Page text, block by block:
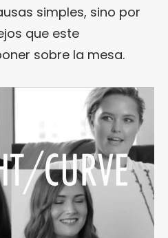
simples, sino por
que este
sobre la mesa.